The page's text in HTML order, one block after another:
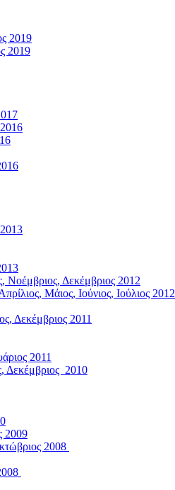
2019
2019
Νοέμβριος, Δεκέμβριος 2012
Μάιος, Ιούνιος, Ιούλιος 2012
Δεκέμβριος 2011
2011
Δεκέμβριος 2010
2009
2008